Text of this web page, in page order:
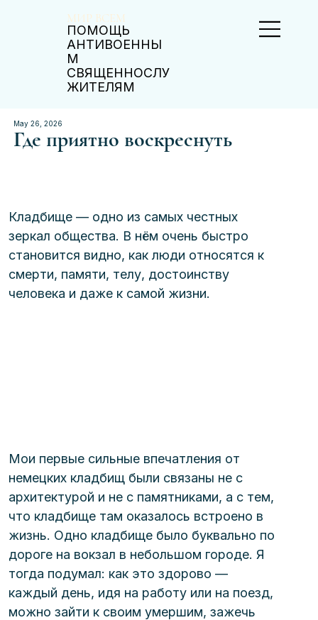
МИР ВСЕМ
ПОМОЩЬ
АНТИВОЕННЫ
М
СВЯЩЕННОСЛУ
ЖИТЕЛЯМ
May 26, 2026
Где приятно воскреснуть
Кладбище — одно из самых честных
зеркал общества. В нём очень быстро
становится видно, как люди относятся к
смерти, памяти, телу, достоинству
человека и даже к самой жизни.
Мои первые сильные впечатления от
немецких кладбищ были связаны не с
архитектурой и не с памятниками, а с тем,
что кладбище там оказалось встроено в
жизнь. Одно кладбище было буквально по
дороге на вокзал в небольшом городе. Я
тогда подумал: как это здорово —
каждый день, идя на работу или на поезд,
можно зайти к своим умершим, зажечь